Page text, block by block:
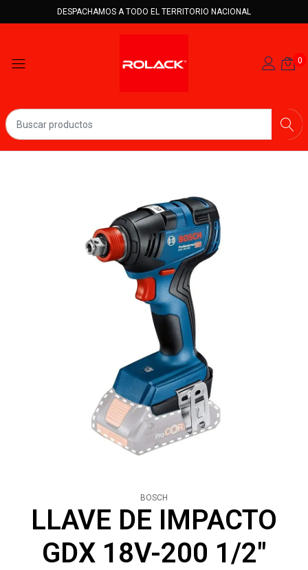
DESPACHAMOS A TODO EL TERRITORIO NACIONAL
0
BOSCH
LLAVE DE IMPACTO
GDX 18V-200 1/2"